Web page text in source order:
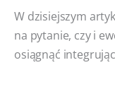
W dzisiejszym
na pytanie, czy i
osiągnąć